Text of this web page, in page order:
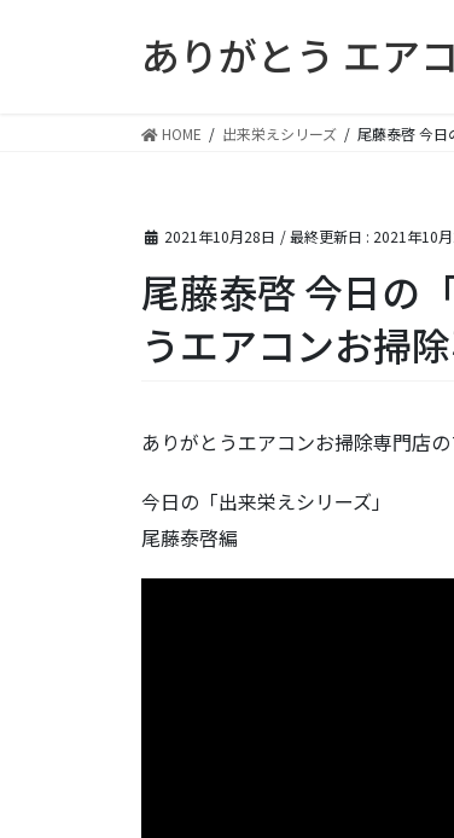
ありがとう エア
HOME 出来栄えシリーズ 尾藤泰啓 今
2021年10月28日 / 最終更新日 : 2021年10
尾藤泰啓 今日の
うエアコンお掃
ありがとうエアコンお掃除専門店の
今日の「出来栄えシリーズ」
尾藤泰啓編